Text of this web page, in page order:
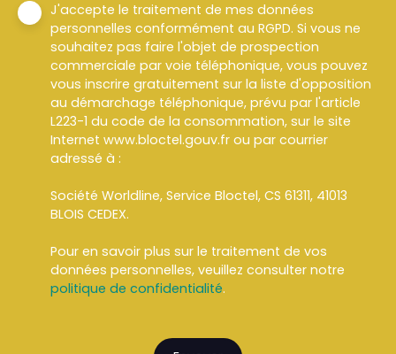
J'accepte le traitement de mes données
personnelles conformément au RGPD. Si vous ne
souhaitez pas faire l'objet de prospection
commerciale par voie téléphonique, vous pouvez
vous inscrire gratuitement sur la liste d'opposition
au démarchage téléphonique, prévu par l'article
L223-1 du code de la consommation, sur le site
Internet www.bloctel.gouv.fr ou par courrier
adressé à :
Société Worldline, Service Bloctel, CS 61311, 41013
BLOIS CEDEX.
Pour en savoir plus sur le traitement de vos
données personnelles, veuillez consulter notre
politique de confidentialité.